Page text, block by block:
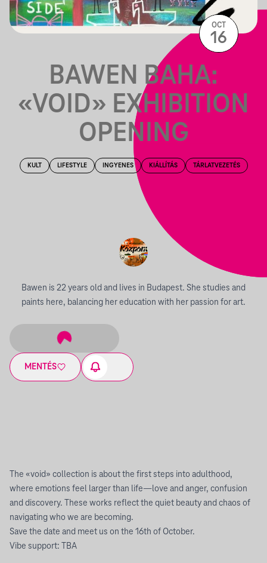
BAWEN BAHA:
«VOID» EXHIBITION
OPENING
KULT LIFESTYLE INGYENES KIÁLLÍTÁS TÁRLATVEZETÉS
Bawen is 22 years old and lives in Budapest. She studies and
paints here, balancing her education with her passion for art.
MENTÉS
OCT
16
The «void» collection is about the first steps into adulthood,
where emotions feel larger than life—love and anger, confusion
and discovery. These works reflect the quiet beauty and chaos of
navigating who we are becoming.
Save the date and meet us on the 16th of October.
Vibe support: TBA